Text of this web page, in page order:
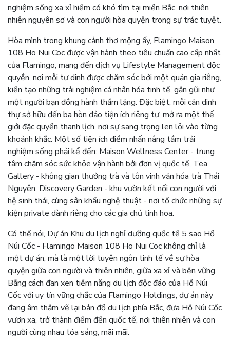
nghiệm sống xa xỉ hiếm có khó tìm tại miền Bắc, nơi thiên
nhiên nguyên sơ và con người hòa quyện trong sự trác tuyệt.
Hòa mình trong khung cảnh thơ mộng ấy, Flamingo Maison
108 Ho Nui Coc được vận hành theo tiêu chuẩn cao cấp nhất
của Flamingo, mang đến dịch vụ Lifestyle Management độc
quyền, nơi mỗi tư dinh được chăm sóc bởi một quản gia riêng,
kiến tạo những trải nghiệm cá nhân hóa tinh tế, gần gũi như
một người bạn đồng hành thầm lặng. Đặc biệt, mỗi căn dinh
thự sở hữu đến ba hòn đảo tiện ích riêng tư, mở ra một thế
giới đặc quyền thanh lịch, nơi sự sang trọng len lỏi vào từng
khoảnh khắc. Một số tiện ích điểm nhấn nâng tầm trải
nghiệm sống phải kể đến: Maison Wellness Center - trung
tâm chăm sóc sức khỏe vận hành bởi đơn vị quốc tế, Tea
Gallery - không gian thưởng trà và tôn vinh văn hóa trà Thái
Nguyên, Discovery Garden - khu vườn kết nối con người với
hệ sinh thái, cùng sân khấu nghệ thuật - nơi tổ chức những sự
kiện private dành riêng cho các gia chủ tinh hoa.
Có thể nói, Dự án Khu du lịch nghỉ dưỡng quốc tế 5 sao Hồ
Núi Cốc - Flamingo Maison 108 Ho Nui Coc không chỉ là
một dự án, mà là một lời tuyên ngôn tinh tế về sự hòa
quyện giữa con người và thiên nhiên, giữa xa xỉ và bền vững.
Bằng cách đan xen tiềm năng du lịch độc đáo của Hồ Núi
Cốc với uy tín vững chắc của Flamingo Holdings, dự án này
đang âm thầm vẽ lại bản đồ du lịch phía Bắc, đưa Hồ Núi Cốc
vươn xa, trở thành điểm đến quốc tế, nơi thiên nhiên và con
người cùng nhau tỏa sáng, mãi mãi.